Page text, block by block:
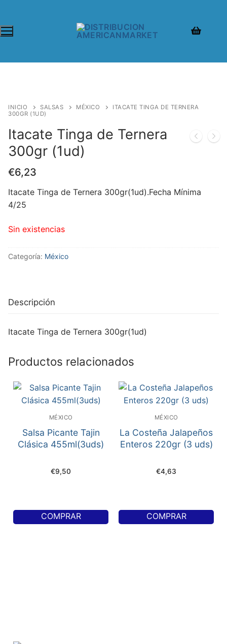
INICIO SALSAS MÉXICO
ITACATE TINGA DE TERNERA
300GR (1UD)
Itacate Tinga de Ternera
300gr (1ud)
€6,23
Itacate Tinga de Ternera 300gr(1ud).Fecha Mínima
4/25
Sin existencias
Categoría: México
Descripción
Itacate Tinga de Ternera 300gr(1ud)
Productos relacionados
MÉXICO
Salsa Picante Tajin
Clásica 455ml(3uds)
€9,50
COMPRAR
MÉXICO
La Costeña Jalapeños
Enteros 220gr (3 uds)
€4,63
COMPRAR